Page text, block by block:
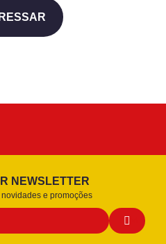
NEWSLETTER
e promoções